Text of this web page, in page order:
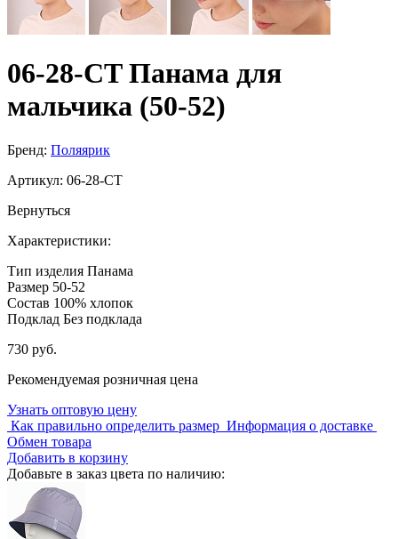
06-28-CT Панама для
мальчика (50-52)
Бренд: Поляярик
Артикул: 06-28-CT
Вернуться
Характеристики:
Тип изделия Панама
Размер 50-52
Состав 100% хлопок
Подклад Без подклада
730 руб.
Рекомендуемая розничная цена
Узнать оптовую цену
Как правильно определить размер Информация о доставке
Обмен товара
Добавить в корзину
Добавьте в заказ цвета по наличию: